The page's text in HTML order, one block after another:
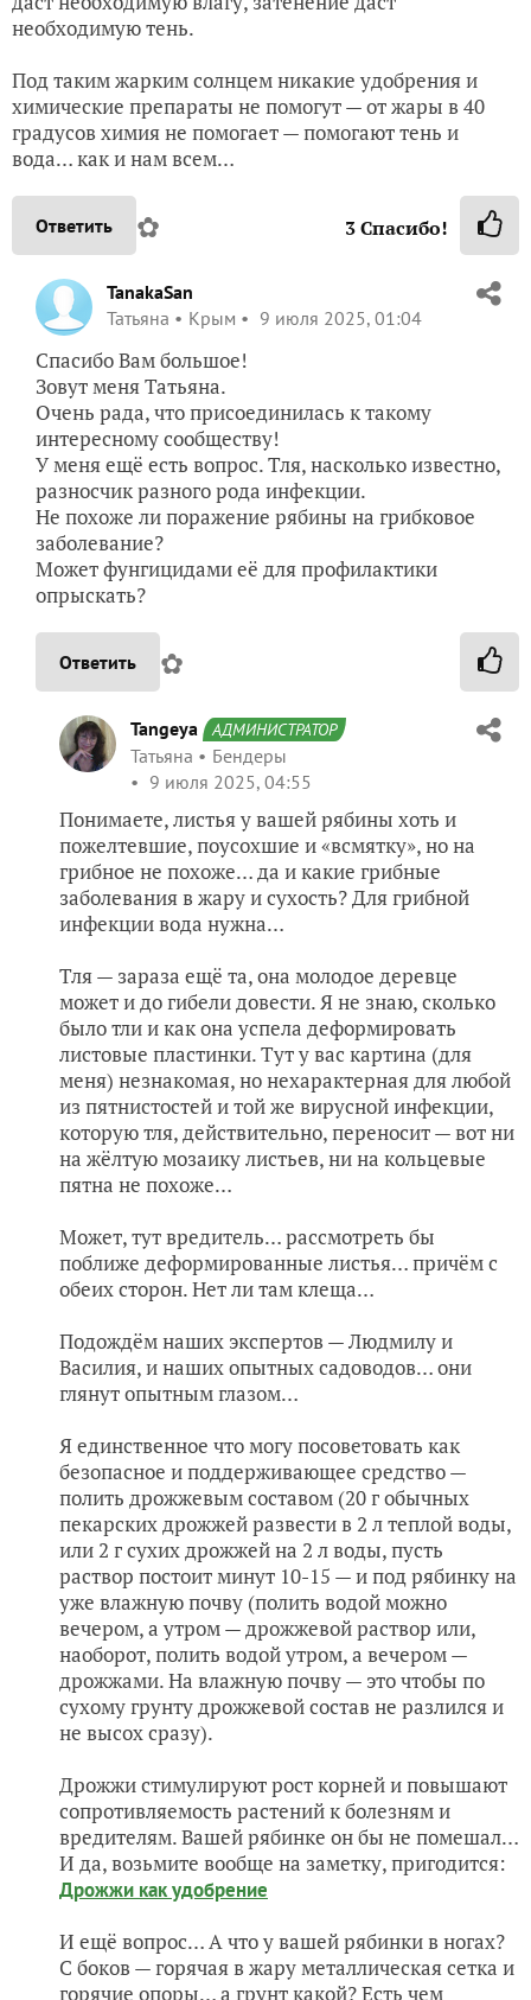
необходимую тень.
Под таким жарким солнцем никакие удобрения и
химические препараты не помогут — от жары в 40
градусов химия не помогает — помогают тень и
вода… как и нам всем…
Ответить ✿ 3Спасибо!
TanakaSan
Татьяна
Крым 9 июля 2025, 01:04
Спасибо Вам большое!
Зовут меня Татьяна.
Очень рада, что присоединилась к такому
интересному сообществу!
У меня ещё есть вопрос. Тля, насколько известно,
разносчик разного рода инфекции.
Не похоже ли поражение рябины на грибковое
заболевание?
Может фунгицидами её для профилактики
опрыскать?
Ответить ✿
Tangeya АДМИНИСТРАТОР
Татьяна
Бендеры
9 июля 2025, 04:55
Понимаете, листья у вашей рябины хоть и
пожелтевшие, поусохшие и «всмятку», но на
грибное не похоже… да и какие грибные
заболевания в жару и сухость? Для грибной
инфекции вода нужна…
Тля — зараза ещё та, она молодое деревце
может и до гибели довести. Я не знаю, сколько
было тли и как она успела деформировать
листовые пластинки. Тут у вас картина (для
меня) незнакомая, но нехарактерная для любой
из пятнистостей и той же вирусной инфекции,
которую тля, действительно, переносит — вот ни
на жёлтую мозаику листьев, ни на кольцевые
пятна не похоже…
Может, тут вредитель… рассмотреть бы
поближе деформированные листья… причём с
обеих сторон. Нет ли там клеща…
Подождём наших экспертов — Людмилу и
Василия, и наших опытных садоводов… они
глянут опытным глазом…
Я единственное что могу посоветовать как
безопасное и поддерживающее средство —
полить дрожжевым составом (20 г обычных
пекарских дрожжей развести в 2 л теплой воды,
или 2 г сухих дрожжей на 2 л воды, пусть
раствор постоит минут 10-15 — и под рябинку на
уже влажную почву (полить водой можно
вечером, а утром — дрожжевой раствор или,
наоборот, полить водой утром, а вечером —
дрожжами. На влажную почву — это чтобы по
сухому грунту дрожжевой состав не разлился и
не высох сразу).
Дрожжи стимулируют рост корней и повышают
сопротивляемость растений к болезням и
вредителям. Вашей рябинке он бы не помешал…
И да, возьмите вообще на заметку, пригодится:
Дрожжи как удобрение
И ещё вопрос… А что у вашей рябинки в ногах?
С боков — горячая в жару металлическая сетка и
горячие опоры… а грунт какой? Есть чем